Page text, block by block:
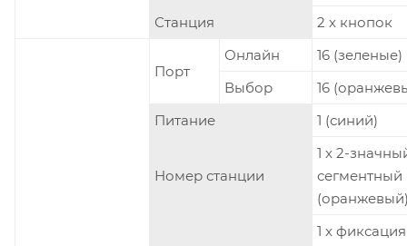
Станция 2 х кнопок
Порт
Онлайн
16 (зеленые)
Выбор
16
Питание
1 (синий)
Номер станции
1 x 2-
сегментный
1 x фиксация